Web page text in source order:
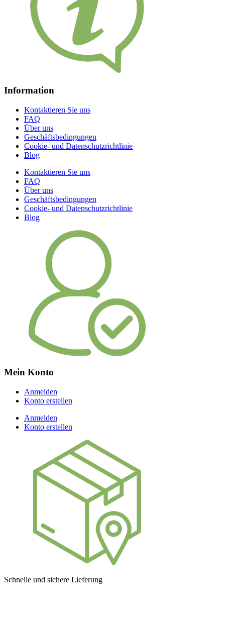
Information
Kontaktieren Sie uns
FAQ
Über uns
Geschäftsbedingungen
Cookie- und Datenschutzrichtlinie
Blog
Kontaktieren Sie uns
FAQ
Über uns
Geschäftsbedingungen
Cookie- und Datenschutzrichtlinie
Blog
Mein Konto
Anmelden
Konto erstellen
Anmelden
Konto erstellen
Schnelle und sichere Lieferung